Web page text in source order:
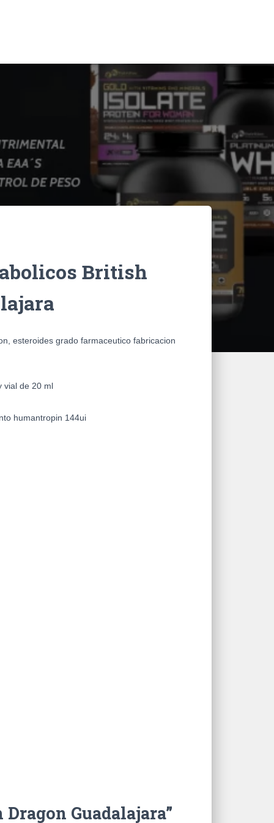
British
esteroides grado farmaceutico fabricacion
vial de 20 ml
humantropin 144ui
Guadalajara”